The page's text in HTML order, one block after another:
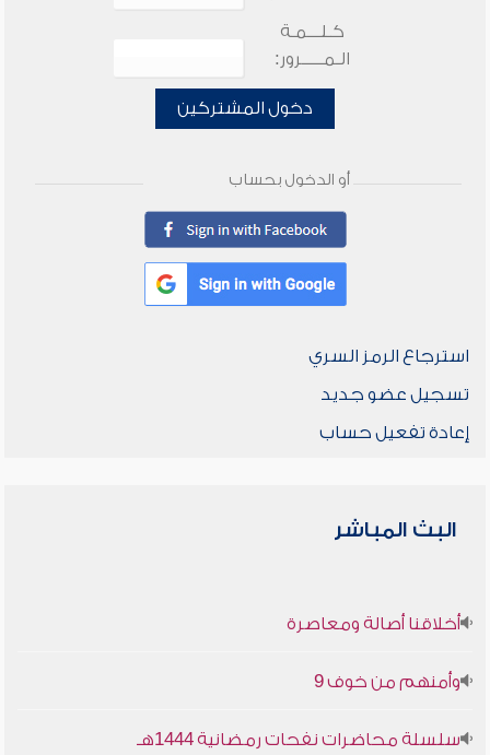
كـلـــمـة
الـمـــــرور:
دخول المشتركين
أو الدخول بحساب
استرجاع الرمز السري
تسجيل عضو جديد
إعادة تفعيل حساب
البث المباشر
أخلاقنا أصالة ومعاصرة
وأمنهم من خوف 9
سلسلة محاضرات نفحات رمضانية 1444هـ